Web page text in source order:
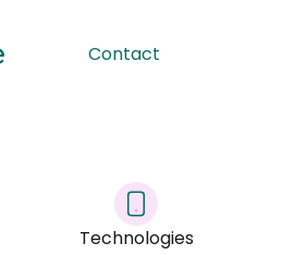
Contact
Technologies